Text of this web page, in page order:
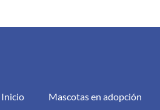
Inicio Mascotas en adopción